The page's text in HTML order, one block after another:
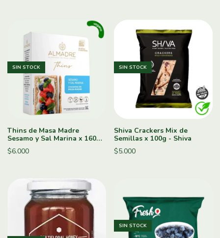
SIN STOCK
Thins de Masa Madre
Sesamo y Sal Marina x 160g -
Almadre
$6.000
SIN STOCK
Shiva Crackers Mix de
Semillas x 100g - Shiva
$5.000
SIN STOCK